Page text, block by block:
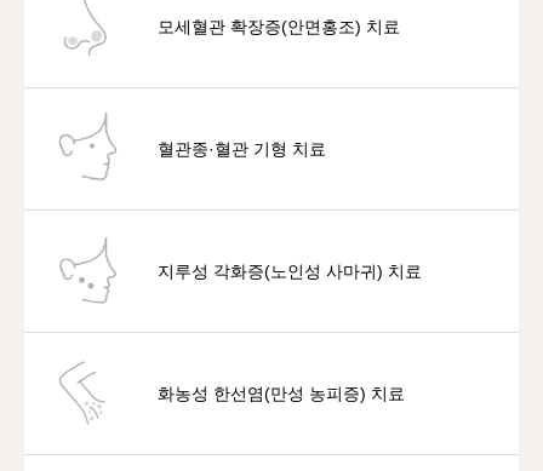
모세혈관 확장증(안면홍조) 치료
혈관종·혈관 기형 치료
지루성 각화증(노인성 사마귀) 치료
화농성 한선염(만성 농피증) 치료